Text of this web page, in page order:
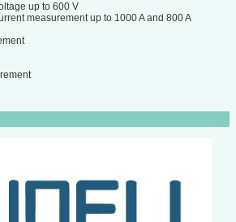
up to 600 V
measurement up to 1000 A and 800 A